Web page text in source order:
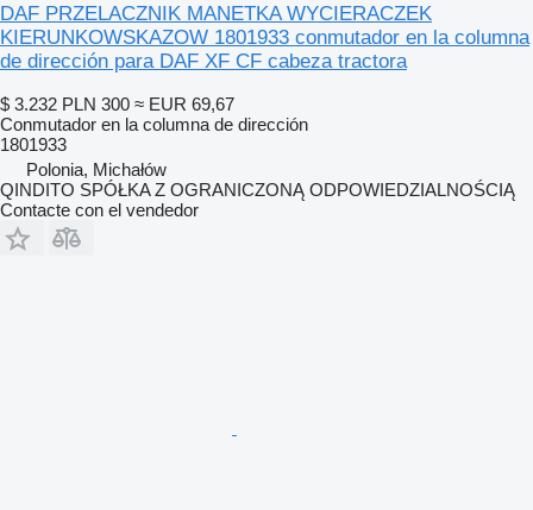
DAF PRZELACZNIK MANETKA WYCIERACZEK
KIERUNKOWSKAZOW 1801933 conmutador en la columna
de dirección para DAF XF CF cabeza tractora
$ 3.232 PLN 300 ≈ EUR 69,67
Conmutador en la columna de dirección
1801933
Polonia, Michałów
QINDITO SPÓŁKA Z OGRANICZONĄ ODPOWIEDZIALNOŚCIĄ
Contacte con el vendedor